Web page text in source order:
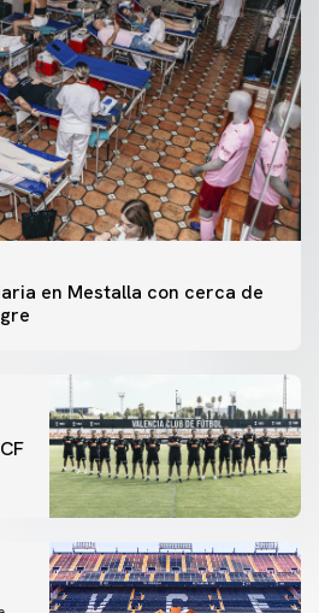
en Mestalla con cerca de